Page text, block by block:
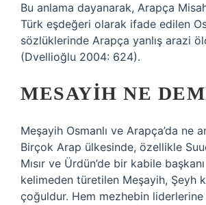
Bu anlama dayanarak, Arapça
Türk eşdeğeri olarak ifade edilen
sözlüklerinde Arapça yanlış arazi
(Dvellioğlu 2004: 624).
MESAYIH NE
Meşayih Osmanlı ve Arapça’da ne
Birçok Arap ülkesinde, özellikle
Mısır ve Ürdün’de bir kabile
kelimeden türetilen Meşayih, Şeyh
çoğuldur. Hem mezhebin liderlerine